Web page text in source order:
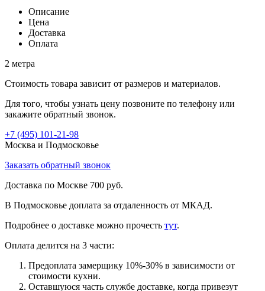
Описание
Цена
Доставка
Оплата
2 метра
Стоимость товара зависит от размеров и материалов.
Для того, чтобы узнать цену позвоните по телефону или
закажите обратный звонок.
+7 (495) 101-21-98
Москва и Подмосковье
Заказать обратный звонок
Доставка по Москве 700 руб.
В Подмосковье доплата за отдаленность от МКАД.
Подробнее о доставке можно прочеcть тут.
Оплата делится на 3 части:
Предоплата замерщику 10%-30% в зависимости от
стоимости кухни.
Оставшуюся часть службе доставке, когда привезут